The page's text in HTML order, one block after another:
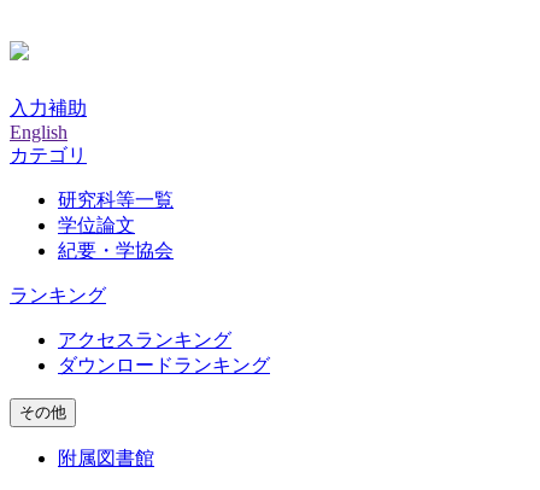
入力補助
English
カテゴリ
研究科等一覧
学位論文
紀要・学協会
ランキング
アクセスランキング
ダウンロードランキング
その他
附属図書館